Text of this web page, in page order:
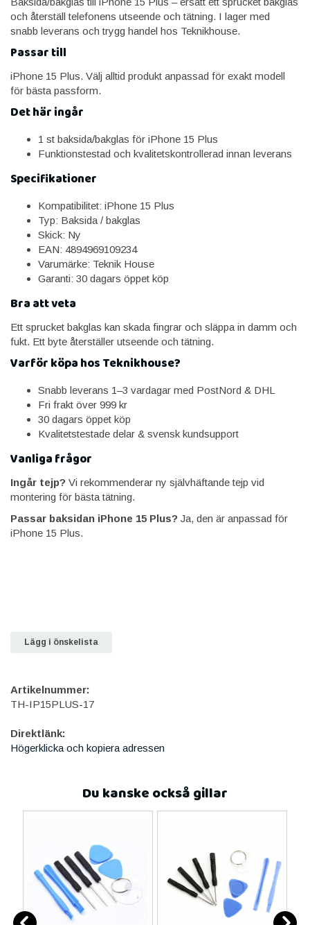
och återställ telefonens utseende och tätning. I lager med
snabb leverans och trygg handel hos Teknikhouse.
Passar till
iPhone 15 Plus. Välj alltid produkt anpassad för exakt modell
för bästa passform.
Det här ingår
1 st baksida/bakglas för iPhone 15 Plus
Funktionstestad och kvalitetskontrollerad innan leverans
Specifikationer
Kompatibilitet: iPhone 15 Plus
Typ: Baksida / bakglas
Skick: Ny
EAN: 4894969109234
Varumärke: Teknik House
Garanti: 30 dagars öppet köp
Bra att veta
Ett sprucket bakglas kan skada fingrar och släppa in damm och
fukt. Ett byte återställer utseende och tätning.
Varför köpa hos Teknikhouse?
Snabb leverans 1–3 vardagar med PostNord & DHL
Fri frakt över 999 kr
30 dagars öppet köp
Kvalitetstestade delar & svensk kundsupport
Vanliga frågor
Ingår tejp? Vi rekommenderar ny självhäftande tejp vid
montering för bästa tätning.
Passar baksidan iPhone 15 Plus? Ja, den är anpassad för
iPhone 15 Plus.
Lägg i önskelista
Artikelnummer:
TH-IP15PLUS-17
Direktlänk:
Högerklicka och kopiera adressen
Du kanske också gillar